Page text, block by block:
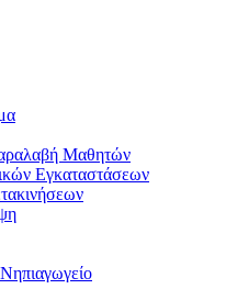
Μαθητών
Εγκαταστάσεων